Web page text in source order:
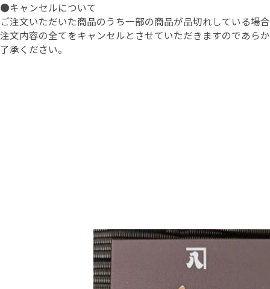
●キャンセルについて
ご注文いただいた商品のうち一部の商品が品切れしている場
注文内容の全てをキャンセルとさせていただきますのであら
了承ください。